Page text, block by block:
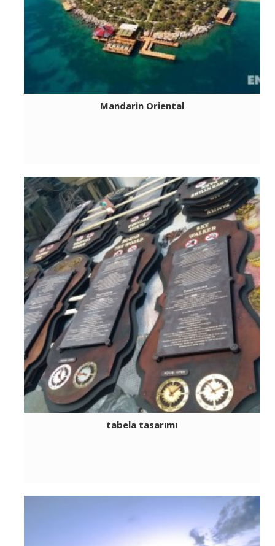
Mandarin Oriental
tabela tasarımı